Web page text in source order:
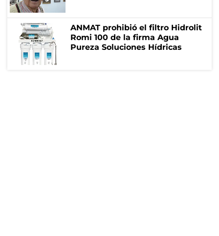
ANMAT prohibió el filtro Hidrolit
Romi 100 de la firma Agua
Pureza Soluciones Hídricas